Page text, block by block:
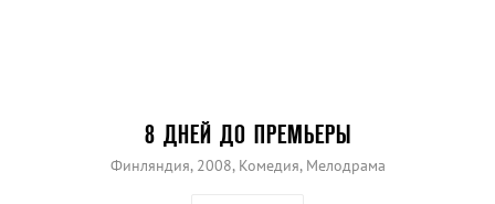
8 ДНЕЙ ДО ПРЕМЬЕРЫ
Финляндия, 2008, Комедия, Мелодрама